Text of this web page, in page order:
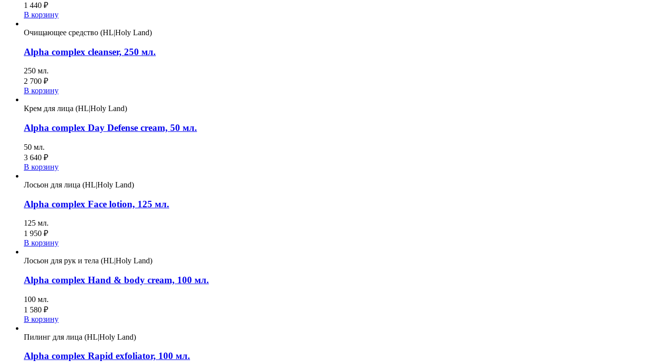
1 440 ₽
В корзину
Очищающее средство (HL|Holy Land)
Alpha complex cleanser, 250 мл.
250 мл.
2 700 ₽
В корзину
Крем для лица (HL|Holy Land)
Alpha complex Day Defense cream, 50 мл.
50 мл.
3 640 ₽
В корзину
Лосьон для лица (HL|Holy Land)
Alpha complex Face lotion, 125 мл.
125 мл.
1 950 ₽
В корзину
Лосьон для рук и тела (HL|Holy Land)
Alpha complex Hand & body cream, 100 мл.
100 мл.
1 580 ₽
В корзину
Пилинг для лица (HL|Holy Land)
Alpha complex Rapid exfoliator, 100 мл.